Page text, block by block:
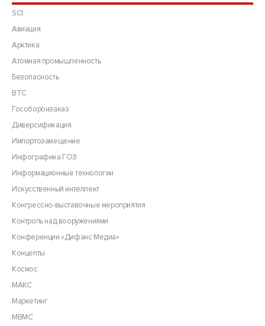
SCI.
Авиация
Арктика
Атомная промышленность
Безопасность
ВТС
Гособоронзаказ
Диверсификация
Импортозамещение
Инфографика ГОЗ
Информационные технологии
Искусственный интеллект
Конгрессно-выставочные мероприятия
Контроль над вооружениями
Конференции «Дифанс Медиа»
Концепты
Космос
МАКС
Маркетинг
МВМС